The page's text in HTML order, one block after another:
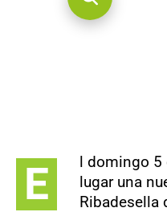
E
l domingo 5
lugar una
Ribadesella